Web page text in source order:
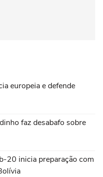
europeia e defende
faz desabafo sobre
20 inicia preparação com